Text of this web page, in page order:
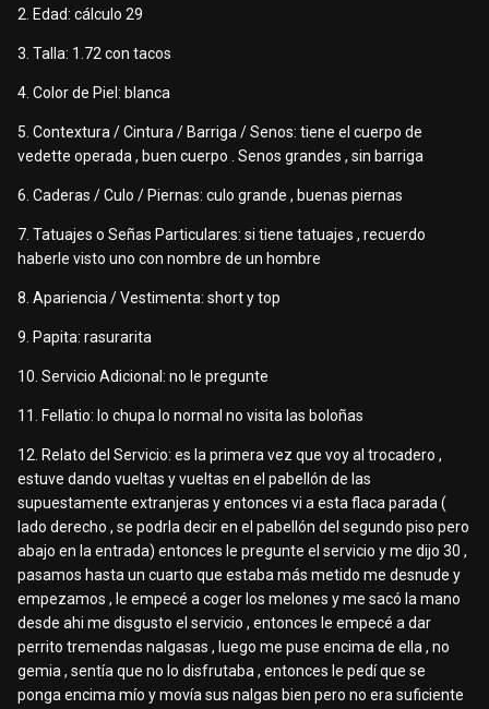
2. Edad: cálculo 29
3. Talla: 1.72 con tacos
4. Color de Piel: blanca
5. Contextura / Cintura / Barriga / Senos: tiene el cuerpo de
vedette operada , buen cuerpo . Senos grandes , sin barriga
6. Caderas / Culo / Piernas: culo grande , buenas piernas
7. Tatuajes o Señas Particulares: si tiene tatuajes , recuerdo
haberle visto uno con nombre de un hombre
8. Apariencia / Vestimenta: short y top
9. Papita: rasurarita
10. Servicio Adicional: no le pregunte
11. Fellatio: lo chupa lo normal no visita las boloñas
12. Relato del Servicio: es la primera vez que voy al trocadero ,
estuve dando vueltas y vueltas en el pabellón de las
supuestamente extranjeras y entonces vi a esta flaca parada (
lado derecho , se podrla decir en el pabellón del segundo piso pero
abajo en la entrada) entonces le pregunte el servicio y me dijo 30 ,
pasamos hasta un cuarto que estaba más metido me desnude y
empezamos , le empecé a coger los melones y me sacó la mano
desde ahi me disgusto el servicio , entonces le empecé a dar
perrito tremendas nalgasas , luego me puse encima de ella , no
gemia , sentía que no lo disfrutaba , entonces le pedí que se
ponga encima mío y movía sus nalgas bien pero no era suficiente